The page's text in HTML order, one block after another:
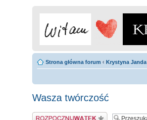
Strona główna forum ‹ Krystyna Janda
Wasza twórczość
Napisz wątek